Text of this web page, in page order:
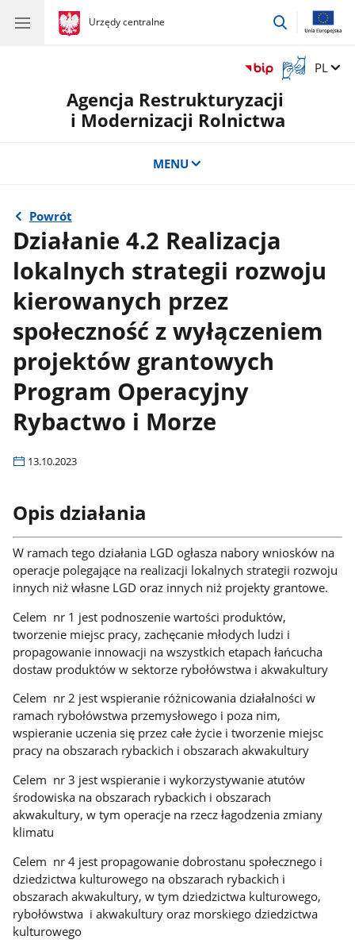
gov.pl
Urzędy centralne
gov.pl
Urzędy
przejdź
Otwórz
okno
z
tłumaczem
Zmień
PL
Agencja Restrukturyzacji
i Modernizacji Rolnictwa
MENU
Powrót
Działanie 4.2 Realizacja
lokalnych strategii rozwoju
kierowanych przez
społeczność z wyłączeniem
projektów grantowych
Program Operacyjny
Rybactwo i Morze
13.10.2023
Opis działania
W ramach tego działania LGD ogłasza nabory wniosków na
operacje polegające na realizacji lokalnych strategii rozwoju
innych niż własne LGD oraz innych niż projekty grantowe.
Celem nr 1 jest podnoszenie wartości produktów,
tworzenie miejsc pracy, zachęcanie młodych ludzi i
propagowanie innowacji na wszystkich etapach łańcucha
dostaw produktów w sektorze rybołówstwa i akwakultury
Celem nr 2 jest wspieranie różnicowania działalności w
ramach rybołówstwa przemysłowego i poza nim,
wspieranie uczenia się przez całe życie i tworzenie miejsc
pracy na obszarach rybackich i obszarach akwakultury
Celem nr 3 jest wspieranie i wykorzystywanie atutów
środowiska na obszarach rybackich i obszarach
akwakultury, w tym operacje na rzecz łagodzenia zmiany
klimatu
Celem nr 4 jest propagowanie dobrostanu społecznego i
dziedzictwa kulturowego na obszarach rybackich i
obszarach akwakultury, w tym dziedzictwa kulturowego,
rybołówstwa i akwakultury oraz morskiego dziedzictwa
kulturowego